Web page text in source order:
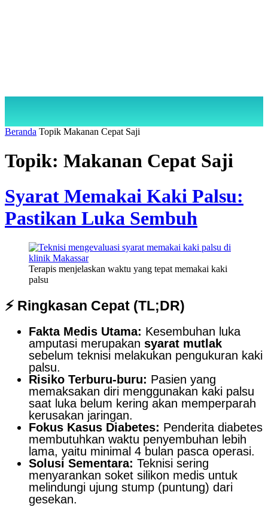
Beranda Topik Makanan Cepat Saji
Topik: Makanan Cepat Saji
Syarat Memakai Kaki Palsu:
Pastikan Luka Sembuh
Terapis menjelaskan waktu yang tepat memakai kaki
palsu
⚡ Ringkasan Cepat (TL;DR)
Fakta Medis Utama: Kesembuhan luka
amputasi merupakan syarat mutlak
sebelum teknisi melakukan pengukuran kaki
palsu.
Risiko Terburu-buru: Pasien yang
memaksakan diri menggunakan kaki palsu
saat luka belum kering akan memperparah
kerusakan jaringan.
Fokus Kasus Diabetes: Penderita diabetes
membutuhkan waktu penyembuhan lebih
lama, yaitu minimal 4 bulan pasca operasi.
Solusi Sementara: Teknisi sering
menyarankan soket silikon medis untuk
melindungi ujung stump (puntung) dari
gesekan.